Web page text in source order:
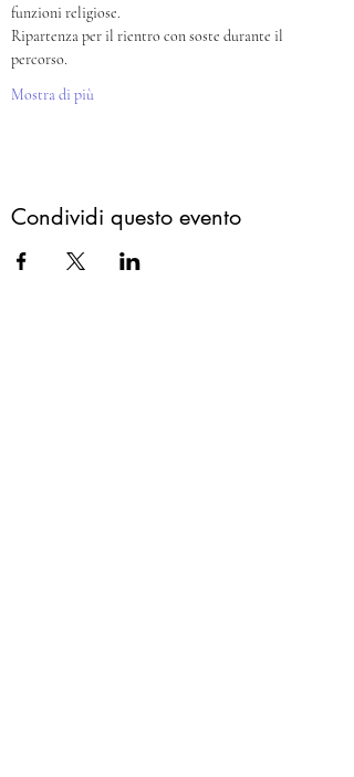
funzioni religiose.
Ripartenza per il rientro con soste durante il
percorso.
Mostra di più
Condividi questo evento